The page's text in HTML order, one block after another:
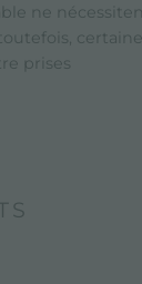
ne
prises